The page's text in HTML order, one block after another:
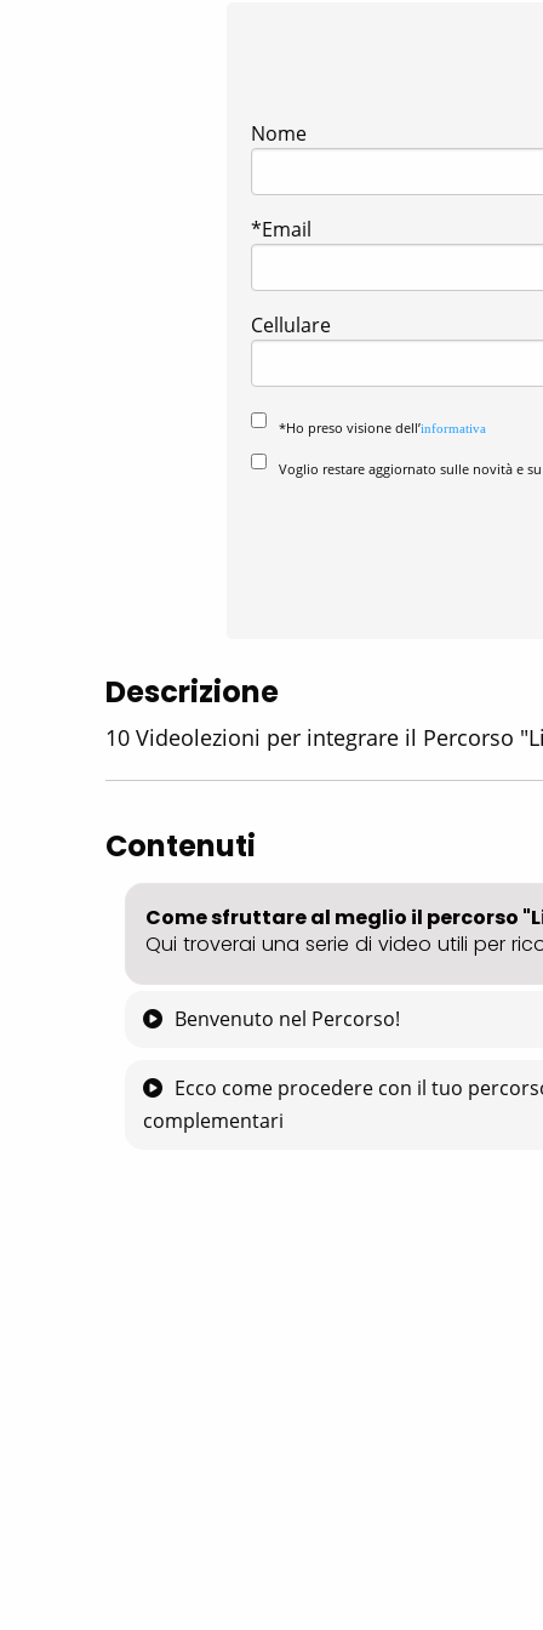
Nome
*Email
Cellulare
*Ho preso visione dell’informativa
Voglio restare aggiornato sulle novità e
Descrizione
10 Videolezioni per integrare il Percorso
Contenuti
Come sfruttare al meglio il percorso
Qui troverai una serie di video utili per
Benvenuto nel Percorso!
Ecco come procedere con il tuo
complementari